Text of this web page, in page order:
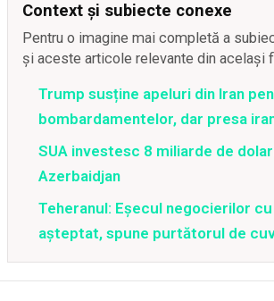
Context și subiecte conexe
Pentru o imagine mai completă a
și aceste articole relevante din același
Trump susține apeluri din Iran
bombardamentelor, dar presa
SUA investesc 8 miliarde de
Azerbaidjan
Teheranul: Eșecul negocierilor cu
așteptat, spune purtătorul de